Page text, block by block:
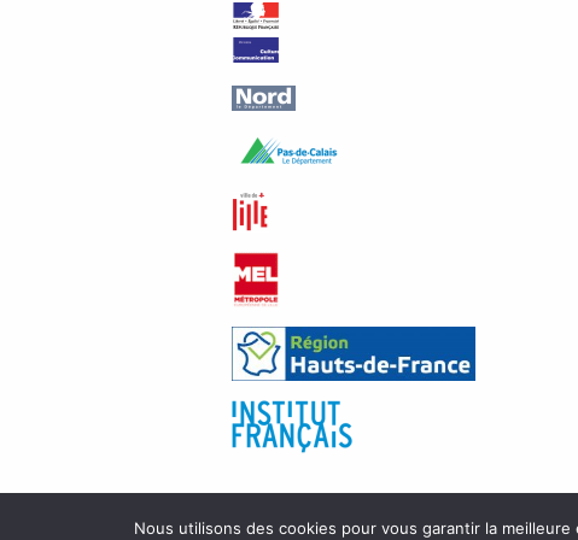
Nous utilisons des cookies pour vous garantir la